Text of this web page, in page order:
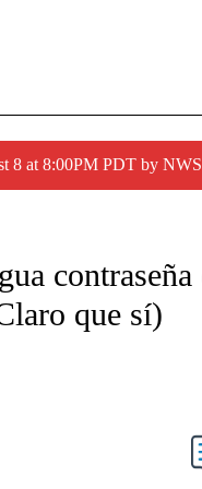
8 at 8:00PM PDT by
TO RECEIVE
contraseña
que sí)
NOTIFICATIONS ABOUT NEW